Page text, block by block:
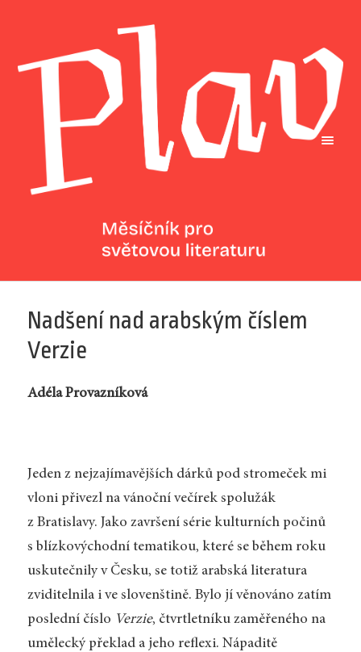
Nadšení nad arabským číslem
Verzie
Adéla Provazníková
Jeden z nejzajímavějších dárků pod stromeček mi
vloni přivezl na vánoční večírek spolužák
z Bratislavy. Jako završení série kulturních počinů
s blízkovýchodní tematikou, které se během roku
uskutečnily v Česku, se totiž arabská literatura
zviditelnila i ve slovenštině. Bylo jí věnováno zatím
poslední číslo Verzie, čtvrtletníku zaměřeného na
umělecký překlad a jeho reflexi. Nápaditě